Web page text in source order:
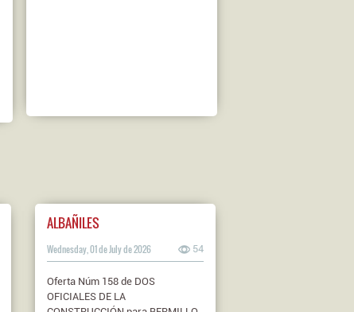
ALBAÑILES
Wednesday, 01 de July de 2026 54
Oferta Núm 158 de DOS
OFICIALES DE LA